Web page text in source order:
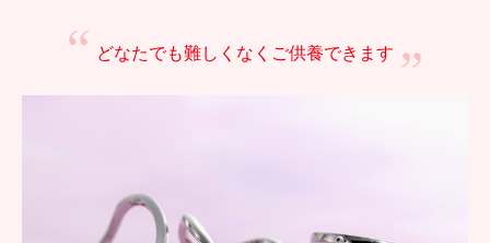
どなたでも難しくなく ご供養できます